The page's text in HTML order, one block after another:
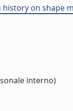
on shape
interno)